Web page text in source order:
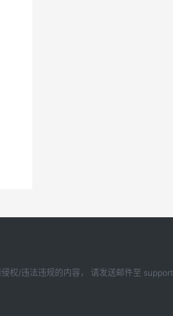
权/违法违规的内容， 请发送邮件至